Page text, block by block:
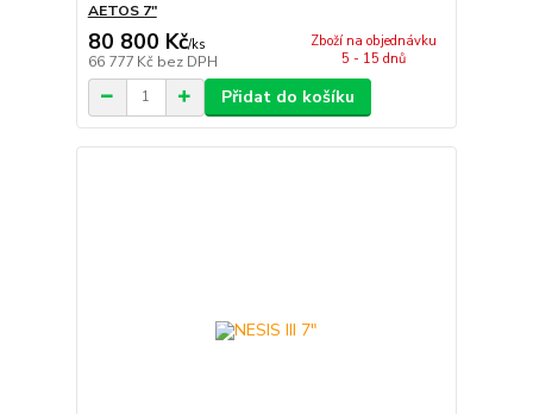
AETOS 7"
80 800 Kč/ks
66 777 Kč bez DPH
Zboží na objednávku
5 - 15 dnů
Přidat do košíku